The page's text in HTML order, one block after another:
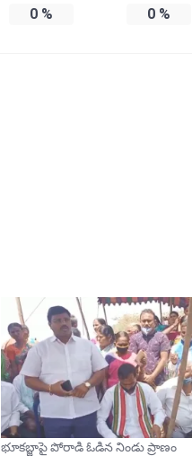
0% 0 %
భూకబ్జాపై పోరాడి ఓడిన నిండు ప్రాణం